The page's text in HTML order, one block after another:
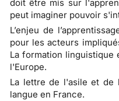
doit être mis sur
peut imaginer pouvoir
L’enjeu de
pour les acteurs
La formation linguistique
l'Europe.
La lettre de l'asile et de
langue en France.